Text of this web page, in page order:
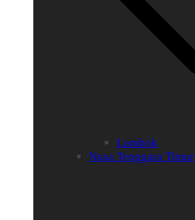
Lombok
Nusa Tenggara Timur